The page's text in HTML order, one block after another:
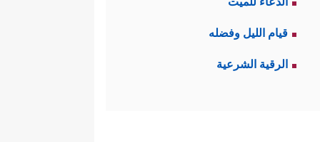
قيام الليل وفضله
الرقية الشرعية